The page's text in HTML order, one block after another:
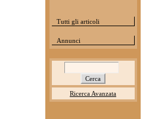
Tutti gli articoli
Annunci
Ricerca Avanzata